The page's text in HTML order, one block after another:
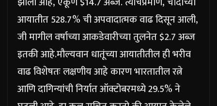
आयातीत 528.7% ची अपवादात्मक वाढ दिसून आली,
जी मागील वर्षाच्या आकडेवारीच्या तुलनेत $2.7 अब्ज
इतकी आहे.मौल्यवान धातूंच्या आयातीतील ही भरीव
वाढ विशेषतः लक्षणीय आहे कारण भारतातील रत्ने
आणि दागिन्यांची निर्यात ऑक्टोबरमध्ये 29.5% ने